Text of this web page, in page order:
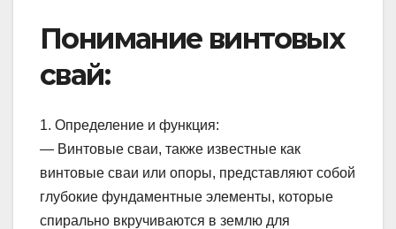
Понимание винтовых
свай:
1. Определение и функция:
— Винтовые сваи, также известные как
винтовые сваи или опоры, представляют собой
глубокие фундаментные элементы, которые
спирально вкручиваются в землю для